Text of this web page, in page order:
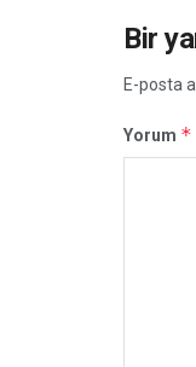
Bir
E-posta
Yorum *